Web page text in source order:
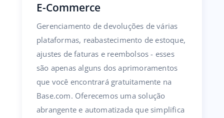
E-Commerce
Gerenciamento de devoluções de várias
plataformas, reabastecimento de estoque,
ajustes de faturas e reembolsos - esses
são apenas alguns dos aprimoramentos
que você encontrará gratuitamente na
Base.com. Oferecemos uma solução
abrangente e automatizada que simplifica